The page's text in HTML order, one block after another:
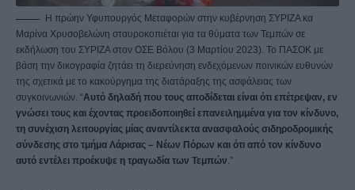
Η πρώην Υφυπουργός Μεταφορών στην κυβέρνηση ΣΥΡΙΖΑ κα
Μαρίνα Χρυσοβελώνη σταυροκοπιέται για τα θύματα των Τεμπών σε
εκδήλωση του ΣΥΡΙΖΑ στον ΟΣΕ Βόλου (3 Μαρτίου 2023). Το ΠΑΣΟΚ με
βάση την δικογραφία ζητάει τη διερεύνηση ενδεχόμενων ποινικών ευθυνών
της σχετικά με το κακούργημα της διατάραξης της ασφάλειας των
συγκοινωνιών. “Αυτό δηλαδή που τους αποδίδεται είναι ότι επέτρεψαν, εν
γνώσει τους και έχοντας προειδοποιηθεί επανειλημμένα για τον κίνδυνο,
τη συνέχιση λειτουργίας μίας αναντίλεκτα ανασφαλούς σιδηροδρομικής
σύνδεσης στο τμήμα Λάρισας – Νέων Πόρων και ότι από τον κίνδυνο
αυτό εντέλει προέκυψε η τραγωδία των Τεμπών.”